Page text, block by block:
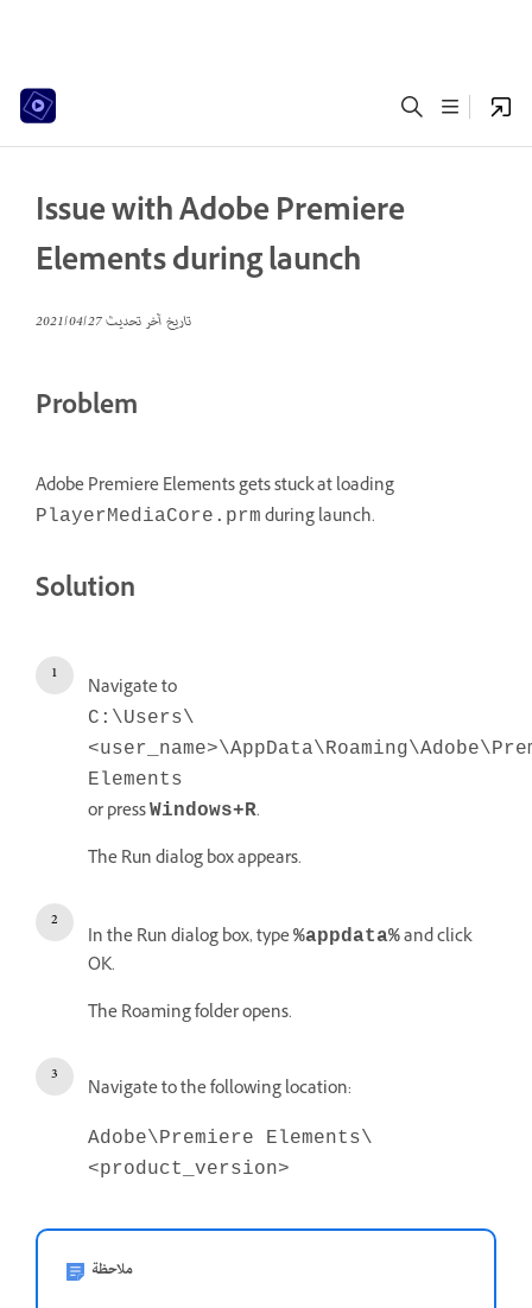
Issue with Adobe Premiere
Elements during launch
تاريخ آخر تحديث27‏/04‏/2021
Problem
Adobe Premiere Elements gets stuck at loading
PlayerMediaCore.prm during launch.
Solution
Navigate to
C:\Users\
Elements
or pressWindows+R.
The Run dialog box appears.
In the Run dialog box, type%appdata%and click
OK.
The Roaming folder opens.
Navigate to the following location:
Adobe\Premiere Elements\
<product_version>
ملاحظة